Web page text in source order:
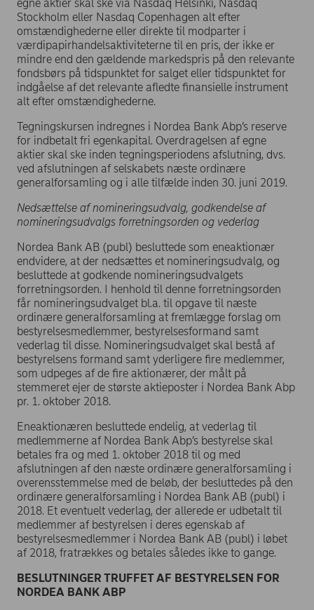
egne aktier skal ske via Nasdaq Helsinki, Nasdaq
Stockholm eller Nasdaq Copenhagen alt efter
omstændighederne eller direkte til modparter i
værdipapirhandelsaktiviteterne til en pris, der ikke er
mindre end den gældende markedspris på den relevante
fondsbørs på tidspunktet for salget eller tidspunktet for
indgåelse af det relevante afledte finansielle instrument
alt efter omstændighederne.
Tegningskursen indregnes i Nordea Bank Abp’s reserve
for indbetalt fri egenkapital. Overdragelsen af egne
aktier skal ske inden tegningsperiodens afslutning, dvs.
ved afslutningen af selskabets næste ordinære
generalforsamling og i alle tilfælde inden 30. juni 2019.
Nedsættelse af nomineringsudvalg, godkendelse af
nomineringsudvalgs forretningsorden og vederlag
Nordea Bank AB (publ) besluttede som eneaktionær
endvidere, at der nedsættes et nomineringsudvalg, og
besluttede at godkende nomineringsudvalgets
forretningsorden. I henhold til denne forretningsorden
får nomineringsudvalget bl.a. til opgave til næste
ordinære generalforsamling at fremlægge forslag om
bestyrelsesmedlemmer, bestyrelsesformand samt
vederlag til disse. Nomineringsudvalget skal bestå af
bestyrelsens formand samt yderligere fire medlemmer,
som udpeges af de fire aktionærer, der målt på
stemmeret ejer de største aktieposter i Nordea Bank Abp
pr. 1. oktober 2018.
Eneaktionæren besluttede endelig, at vederlag til
medlemmerne af Nordea Bank Abp’s bestyrelse skal
betales fra og med 1. oktober 2018 til og med
afslutningen af den næste ordinære generalforsamling i
overensstemmelse med de beløb, der besluttedes på den
ordinære generalforsamling i Nordea Bank AB (publ) i
2018. Et eventuelt vederlag, der allerede er udbetalt til
medlemmer af bestyrelsen i deres egenskab af
bestyrelsesmedlemmer i Nordea Bank AB (publ) i løbet
af 2018, fratrækkes og betales således ikke to gange.
BESLUTNINGER TRUFFET AF BESTYRELSEN FOR
NORDEA BANK ABP